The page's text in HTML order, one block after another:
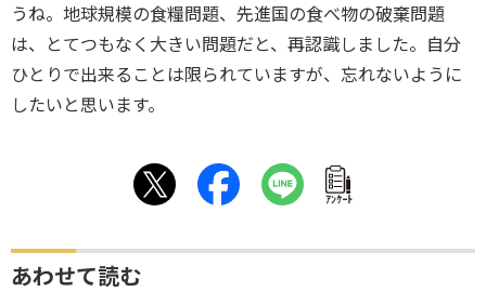
うね。地球規模の食糧問題、先進国の食べ物の破棄問題
は、とてつもなく大きい問題だと、再認識しました。自分
ひとりで出来ることは限られていますが、忘れないように
したいと思います。
ｱﾝｹｰﾄ
あわせて読む